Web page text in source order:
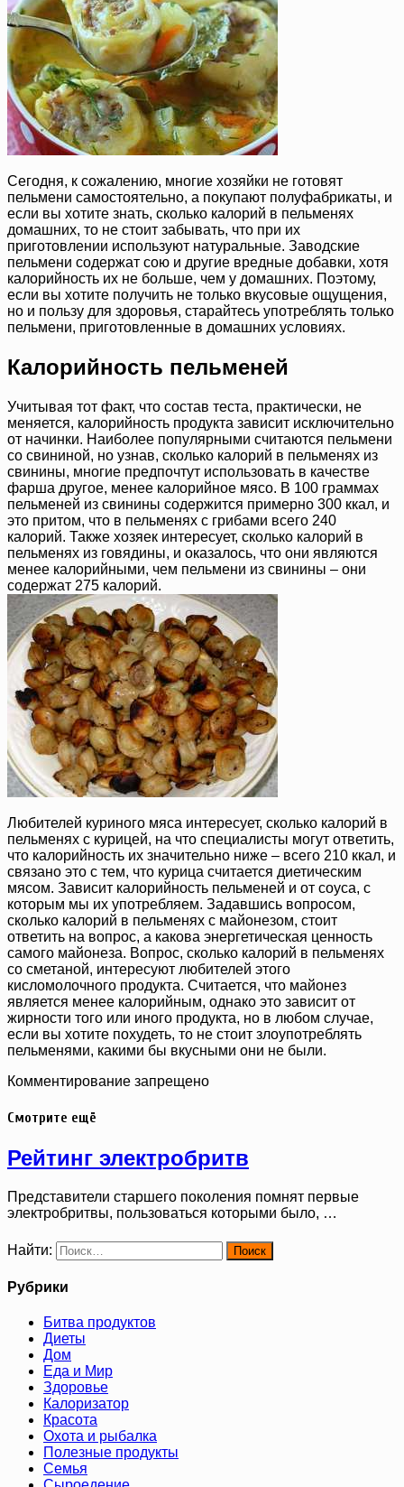
Сегодня, к сожалению, многие хозяйки не готовят
пельмени самостоятельно, а покупают полуфабрикаты, и
если вы хотите знать, сколько калорий в пельменях
домашних, то не стоит забывать, что при их
приготовлении используют натуральные. Заводские
пельмени содержат сою и другие вредные добавки, хотя
калорийность их не больше, чем у домашних. Поэтому,
если вы хотите получить не только вкусовые ощущения,
но и пользу для здоровья, старайтесь употреблять только
пельмени, приготовленные в домашних условиях.
Калорийность пельменей
Учитывая тот факт, что состав теста, практически, не
меняется, калорийность продукта зависит исключительно
от начинки. Наиболее популярными считаются пельмени
со свининой, но узнав, сколько калорий в пельменях из
свинины, многие предпочтут использовать в качестве
фарша другое, менее калорийное мясо. В 100 граммах
пельменей из свинины содержится примерно 300 ккал, и
это притом, что в пельменях с грибами всего 240
калорий. Также хозяек интересует, сколько калорий в
пельменях из говядины, и оказалось, что они являются
менее калорийными, чем пельмени из свинины – они
содержат 275 калорий.
Любителей куриного мяса интересует, сколько калорий в
пельменях с курицей, на что специалисты могут ответить,
что калорийность их значительно ниже – всего 210 ккал, и
связано это с тем, что курица считается диетическим
мясом. Зависит калорийность пельменей и от соуса, с
которым мы их употребляем. Задавшись вопросом,
сколько калорий в пельменях с майонезом, стоит
ответить на вопрос, а какова энергетическая ценность
самого майонеза. Вопрос, сколько калорий в пельменях
со сметаной, интересуют любителей этого
кисломолочного продукта. Считается, что майонез
является менее калорийным, однако это зависит от
жирности того или иного продукта, но в любом случае,
если вы хотите похудеть, то не стоит злоупотреблять
пельменями, какими бы вкусными они не были.
Комментирование запрещено
Смотрите ещё
Рейтинг электробритв
Представители старшего поколения помнят первые
электробритвы, пользоваться которыми было, …
Найти:
Рубрики
Битва продуктов
Диеты
Дом
Еда и Мир
Здоровье
Калоризатор
Красота
Охота и рыбалка
Полезные продукты
Семья